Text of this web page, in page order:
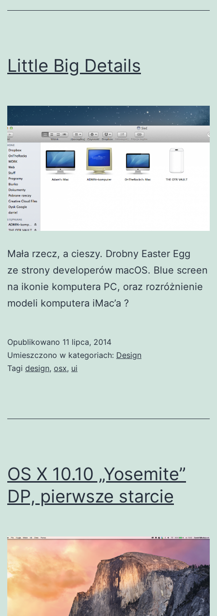
Little Big Details
Mała rzecz, a cieszy. Drobny Easter Egg
ze strony developerów macOS. Blue screen
na ikonie komputera PC, oraz rozróżnienie
modeli komputera iMac’a ?
Opublikowano 11 lipca, 2014
Umieszczono w kategoriach: Design
Tagi design, osx, ui
OS X 10.10 „Yosemite”
DP, pierwsze starcie